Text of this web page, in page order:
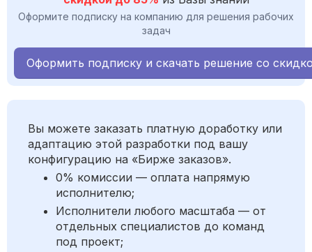
Оформите подписку на компанию для решения рабочих
задач
Оформить подписку и скачать решение со
Вы можете заказать платную доработку или
адаптацию этой разработки под вашу
конфигурацию на «Бирже заказов».
0% комиссии — оплата напрямую
исполнителю;
Исполнители любого масштаба — от
отдельных специалистов до команд
под проект;